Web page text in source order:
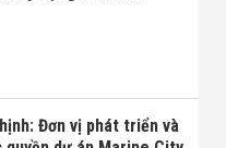
Đơn vị phát triển và